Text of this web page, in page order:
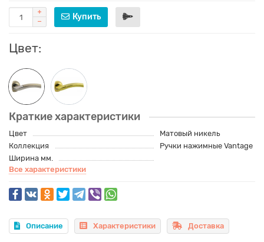
Купить
Цвет:
Краткие характеристики
Цвет
Матовый никель
Коллекция
Ручки нажимные Vantage
Ширина мм.
Все характеристики
Описание Характеристики Доставка